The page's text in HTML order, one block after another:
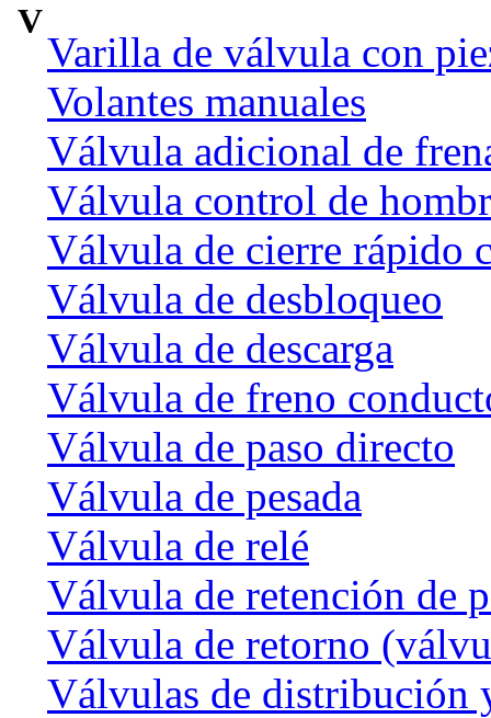
V
Varilla de válvula con
Volantes manuales
Válvula adicional de
Válvula control de
Válvula de cierre rápido
Válvula de desbloqueo
Válvula de descarga
Válvula de freno
Válvula de paso directo
Válvula de pesada
Válvula de relé
Válvula de retención de
Válvula de retorno
Válvulas de distribución